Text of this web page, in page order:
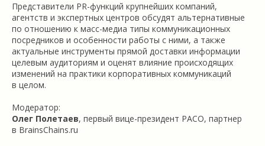
Представители PR-функций крупнейших компаний,
агентств и экспертных центров обсудят альтернативные
по отношению к масс-медиа типы коммуникационных
посредников и особенности работы с ними, а также
актуальные инструменты прямой доставки информации
целевым аудиториям и оценят влияние происходящих
изменений на практики корпоративных коммуникаций
в целом.
Модератор:
Олег Полетаев, первый вице-президент РАСО, партнер
в BrainsChains.ru